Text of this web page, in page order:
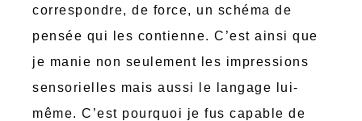
correspondre, de force, un schéma de
pensée qui les contienne. C’est ainsi que
je manie non seulement les impressions
sensorielles mais aussi le langage lui-
même. C’est pourquoi je fus capable de